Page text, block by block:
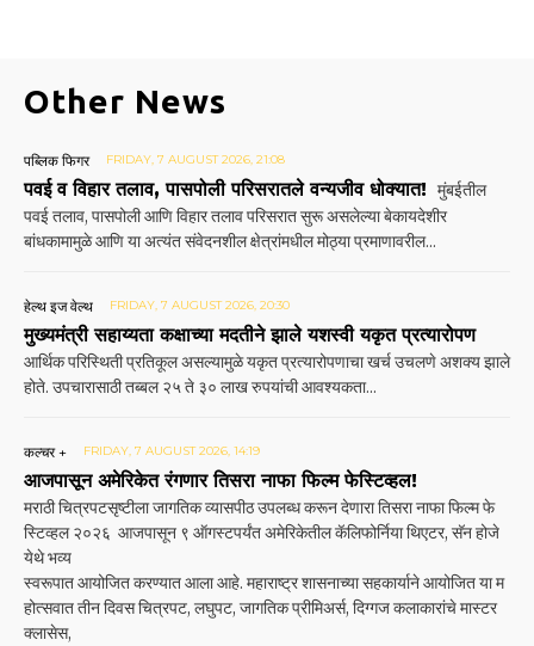
Other News
पब्लिक फिगर FRIDAY, 7 AUGUST 2026, 21:08
पवई व विहार तलाव, पासपोली परिसरातले वन्यजीव धोक्यात! मुंबईतील
पवई तलाव, पासपोली आणि विहार तलाव परिसरात सुरू असलेल्या बेकायदेशीर
बांधकामामुळे आणि या अत्यंत संवेदनशील क्षेत्रांमधील मोठ्या प्रमाणावरील...
हेल्थ इज वेल्थ FRIDAY, 7 AUGUST 2026, 20:30
मुख्यमंत्री सहाय्यता कक्षाच्या मदतीने झाले यशस्वी यकृत प्रत्यारोपण
आर्थिक परिस्थिती प्रतिकूल असल्यामुळे यकृत प्रत्यारोपणाचा खर्च उचलणे अशक्य झाले
होते. उपचारासाठी तब्बल २५ ते ३० लाख रुपयांची आवश्यकता...
कल्चर + FRIDAY, 7 AUGUST 2026, 14:19
आजपासून अमेरिकेत रंगणार तिसरा नाफा फिल्म फेस्टिव्हल!
मराठी चित्रपटसृष्टीला जागतिक व्यासपीठ उपलब्ध करून देणारा तिसरा नाफा फिल्म फे
स्टिव्हल २०२६ आजपासून ९ ऑगस्टपर्यंत अमेरिकेतील कॅलिफोर्निया थिएटर, सॅन होजे
येथे भव्य
स्वरूपात आयोजित करण्यात आला आहे. महाराष्ट्र शासनाच्या सहकार्याने आयोजित या म
होत्सवात तीन दिवस चित्रपट, लघुपट, जागतिक प्रीमिअर्स, दिग्गज कलाकारांचे मास्टर
क्लासेस,